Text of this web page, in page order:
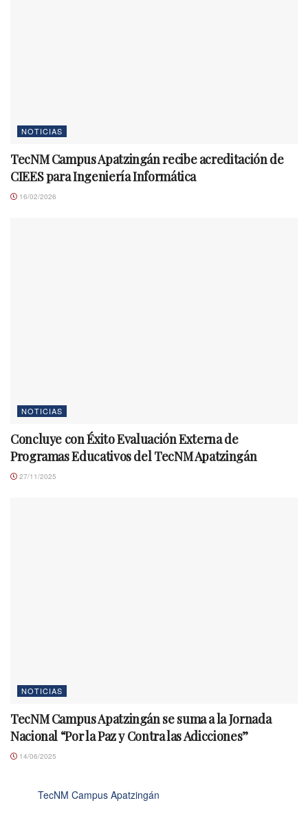
NOTICIAS
TecNM Campus Apatzingán recibe acreditación de
CIEES para Ingeniería Informática
16/02/2026
NOTICIAS
Concluye con Éxito Evaluación Externa de
Programas Educativos del TecNM Apatzingán
27/11/2025
NOTICIAS
TecNM Campus Apatzingán se suma a la Jornada
Nacional “Por la Paz y Contra las Adicciones”
14/06/2025
TecNM Campus Apatzingán